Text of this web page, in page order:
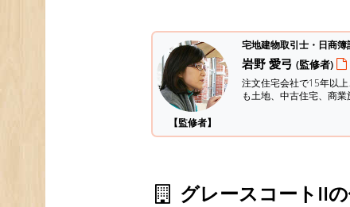
【監修者】
宅地建物取引士・日商簿
岩野 愛弓 (監修者)
注文住宅会社で15年以
も土地、中古住宅、商
グレースコートII